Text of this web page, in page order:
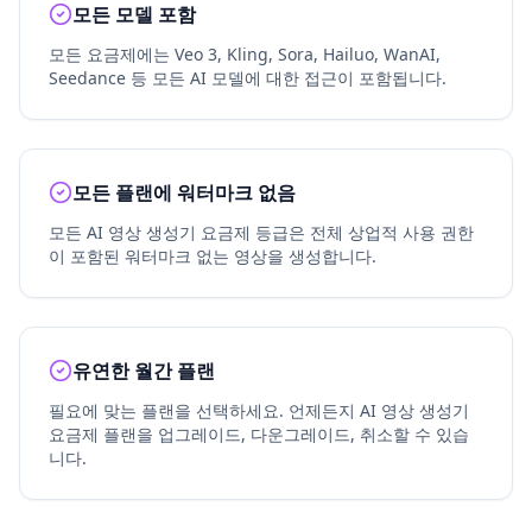
모든 모델 포함
모든 요금제에는 Veo 3, Kling, Sora, Hailuo, WanAI,
Seedance 등 모든 AI 모델에 대한 접근이 포함됩니다.
모든 플랜에 워터마크 없음
모든 AI 영상 생성기 요금제 등급은 전체 상업적 사용 권한
이 포함된 워터마크 없는 영상을 생성합니다.
유연한 월간 플랜
필요에 맞는 플랜을 선택하세요. 언제든지 AI 영상 생성기
요금제 플랜을 업그레이드, 다운그레이드, 취소할 수 있습
니다.